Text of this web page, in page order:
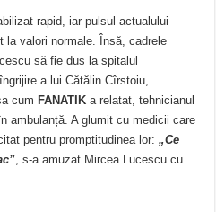
rapid, iar pulsul actualului
la valori normale. Însă, cadrele
să fie dus la spitalul
a lui Cătălin Cîrstoiu,
cum FANATIK a relatat, tehnicianul
ambulanță. A glumit cu medicii care
pentru promptitudinea lor:„Ce
, s-a amuzat Mircea Lucescu cu